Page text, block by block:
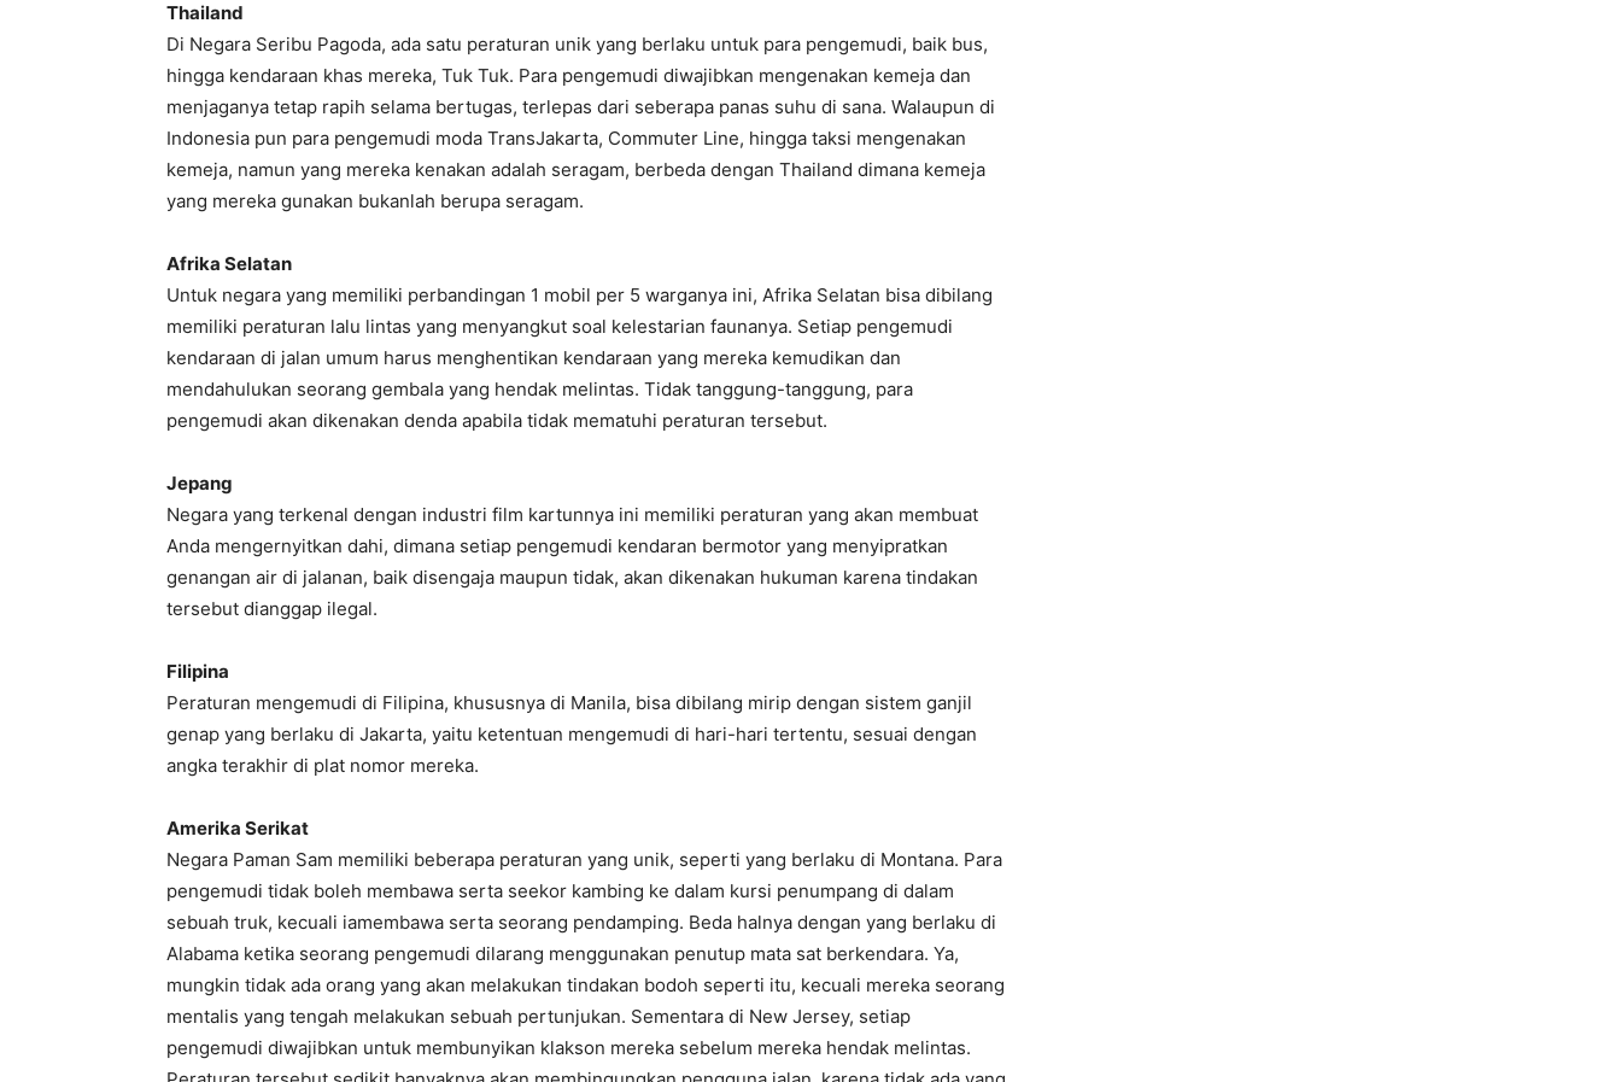
Thailand
Di Negara Seribu Pagoda, ada satu peraturan unik yang berlaku untuk para pengemudi, baik bus,
hingga kendaraan khas mereka, Tuk Tuk. Para pengemudi diwajibkan mengenakan kemeja dan
menjaganya tetap rapih selama bertugas, terlepas dari seberapa panas suhu di sana. Walaupun di
Indonesia pun para pengemudi moda TransJakarta, Commuter Line, hingga taksi mengenakan
kemeja, namun yang mereka kenakan adalah seragam, berbeda dengan Thailand dimana kemeja
yang mereka gunakan bukanlah berupa seragam.
Afrika Selatan
Untuk negara yang memiliki perbandingan 1 mobil per 5 warganya ini, Afrika Selatan bisa dibilang
memiliki peraturan lalu lintas yang menyangkut soal kelestarian faunanya. Setiap pengemudi
kendaraan di jalan umum harus menghentikan kendaraan yang mereka kemudikan dan
mendahulukan seorang gembala yang hendak melintas. Tidak tanggung-tanggung, para
pengemudi akan dikenakan denda apabila tidak mematuhi peraturan tersebut.
Jepang
Negara yang terkenal dengan industri film kartunnya ini memiliki peraturan yang akan membuat
Anda mengernyitkan dahi, dimana setiap pengemudi kendaran bermotor yang menyipratkan
genangan air di jalanan, baik disengaja maupun tidak, akan dikenakan hukuman karena tindakan
tersebut dianggap ilegal.
Filipina
Peraturan mengemudi di Filipina, khususnya di Manila, bisa dibilang mirip dengan sistem ganjil
genap yang berlaku di Jakarta, yaitu ketentuan mengemudi di hari-hari tertentu, sesuai dengan
angka terakhir di plat nomor mereka.
Amerika Serikat
Negara Paman Sam memiliki beberapa peraturan yang unik, seperti yang berlaku di Montana. Para
pengemudi tidak boleh membawa serta seekor kambing ke dalam kursi penumpang di dalam
sebuah truk, kecuali iamembawa serta seorang pendamping. Beda halnya dengan yang berlaku di
Alabama ketika seorang pengemudi dilarang menggunakan penutup mata sat berkendara. Ya,
mungkin tidak ada orang yang akan melakukan tindakan bodoh seperti itu, kecuali mereka seorang
mentalis yang tengah melakukan sebuah pertunjukan. Sementara di New Jersey, setiap
pengemudi diwajibkan untuk membunyikan klakson mereka sebelum mereka hendak melintas.